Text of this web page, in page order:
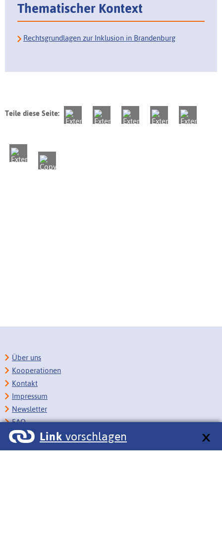
Thematischer Kontext
Rechtsgrundlagen zur Inklusion in Brandenburg
Teile diese Seite:
Link vorschlagen
Über uns
Kooperationen
Kontakt
Impressum
Newsletter
FAQ
Copyright